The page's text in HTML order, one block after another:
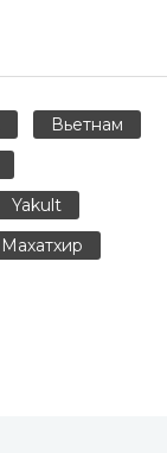
Вьетнам
Yakult
Махатхир